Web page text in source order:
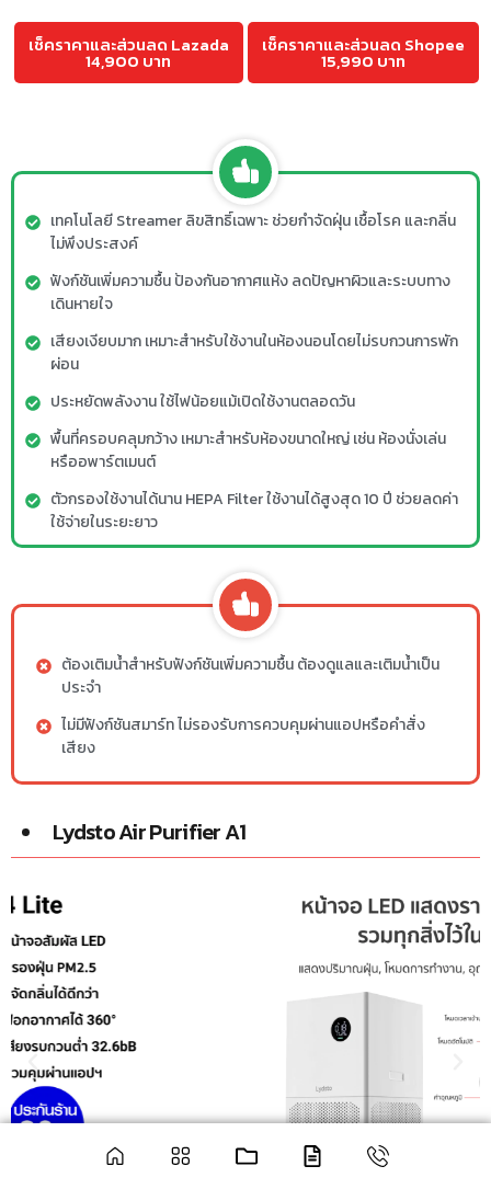
เช็คราคาและส่วนลด Lazada
14,900 บาท
เช็คราคาและส่วนลด Shopee
15,990 บาท
เทคโนโลยี Streamer ลิขสิทธิ์เฉพาะ ช่วยกำจัดฝุ่น เชื้อโรค และกลิ่น
ไม่พึงประสงค์
ฟังก์ชันเพิ่มความชื้น ป้องกันอากาศแห้ง ลดปัญหาผิวและระบบทาง
เดินหายใจ
เสียงเงียบมาก เหมาะสำหรับใช้งานในห้องนอนโดยไม่รบกวนการพัก
ผ่อน
ประหยัดพลังงาน ใช้ไฟน้อยแม้เปิดใช้งานตลอดวัน
พื้นที่ครอบคลุมกว้าง เหมาะสำหรับห้องขนาดใหญ่ เช่น ห้องนั่งเล่น
หรืออพาร์ตเมนต์
ตัวกรองใช้งานได้นาน HEPA Filter ใช้งานได้สูงสุด 10 ปี ช่วยลดค่า
ใช้จ่ายในระยะยาว
ต้องเติมน้ำสำหรับฟังก์ชันเพิ่มความชื้น ต้องดูแลและเติมน้ำเป็น
ประจำ
ไม่มีฟังก์ชันสมาร์ท ไม่รองรับการควบคุมผ่านแอปหรือคำสั่ง
เสียง
Lydsto Air Purifier A1